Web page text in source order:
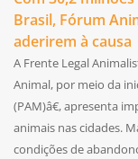
Brasil, Fórum
aderirem à causa
A Frente Legal
Animal, por meio da
(PAM)â€, apresenta
animais nas cidades.
condições de